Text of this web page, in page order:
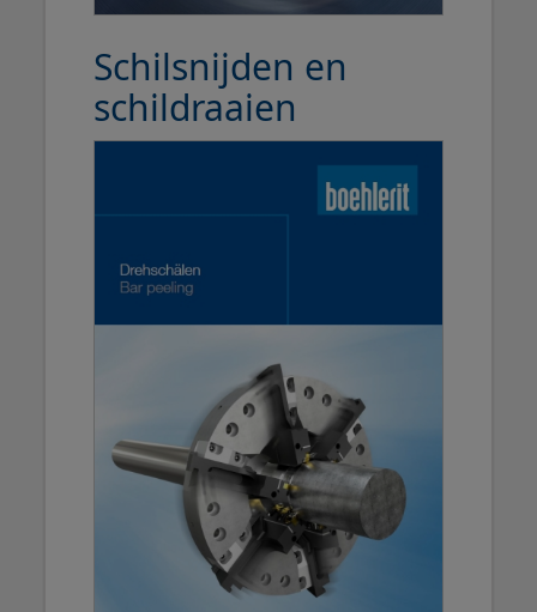
Schilsnijden en
schildraaien